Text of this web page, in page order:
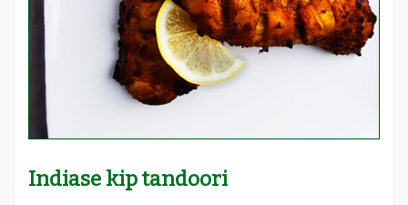
Indiase kip tandoori